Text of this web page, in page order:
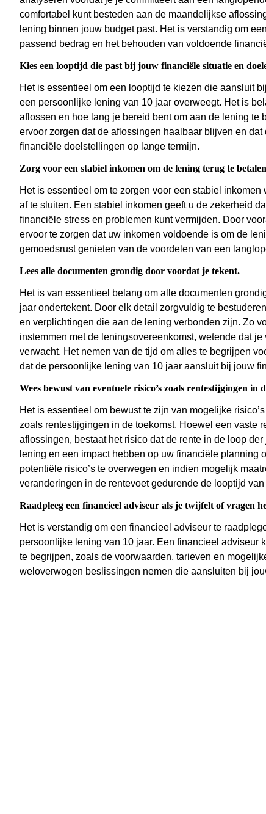
comfortabel kunt besteden aan de maandelijkse
lening binnen jouw budget past. Het is verstandig om
passend bedrag en het behouden van voldoende
Kies een looptijd die past bij jouw financiële situatie en
Het is essentieel om een looptijd te kiezen die aansluit
een persoonlijke lening van 10 jaar overweegt. Het is
aflossen en hoe lang je bereid bent om aan de lening
ervoor zorgen dat de aflossingen haalbaar blijven en
financiële doelstellingen op lange termijn.
Zorg voor een stabiel inkomen om de lening terug te
Het is essentieel om te zorgen voor een stabiel
af te sluiten. Een stabiel inkomen geeft u de zekerheid
financiële stress en problemen kunt vermijden. Door
ervoor te zorgen dat uw inkomen voldoende is om de
gemoedsrust genieten van de voordelen van een
Lees alle documenten grondig door voordat je tekent.
Het is van essentieel belang om alle documenten
jaar ondertekent. Door elk detail zorgvuldig te
en verplichtingen die aan de lening verbonden zijn. Zo
instemmen met de leningsovereenkomst, wetende dat
verwacht. Het nemen van de tijd om alles te begrijpen
dat de persoonlijke lening van 10 jaar aansluit bij jouw
Wees bewust van eventuele risico’s zoals rentestijgingen in
Het is essentieel om bewust te zijn van mogelijke
zoals rentestijgingen in de toekomst. Hoewel een vaste
aflossingen, bestaat het risico dat de rente in de loop
lening en een impact hebben op uw financiële planning
potentiële risico’s te overwegen en indien mogelijk
veranderingen in de rentevoet gedurende de looptijd
Raadpleeg een financieel adviseur als je twijfelt of vragen
Het is verstandig om een financieel adviseur te
persoonlijke lening van 10 jaar. Een financieel adviseur
te begrijpen, zoals de voorwaarden, tarieven en
weloverwogen beslissingen nemen die aansluiten bij